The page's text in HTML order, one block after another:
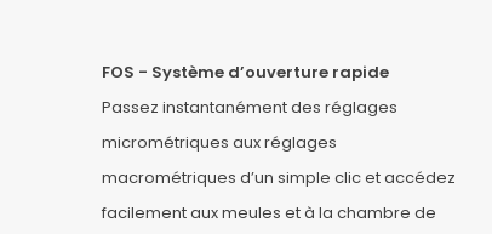
FOS - Système d’ouverture rapide
Passez instantanément des réglages
micrométriques aux réglages
macrométriques d’un simple clic et accédez
facilement aux meules et à la chambre de